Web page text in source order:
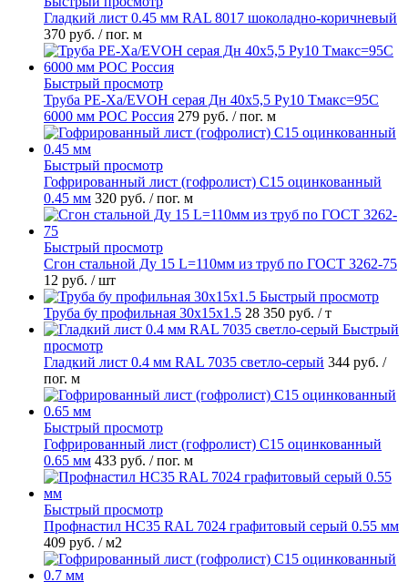
Гладкий лист 0.45 мм RAL 8017 шоколадно-коричневый
370 руб. / пог. м
Быстрый просмотр
Труба PE-Xa/EVOH серая Дн 40х5,5 Ру10 Тмакс=95C
6000 мм РОС Россия 279 руб. / пог. м
Быстрый просмотр
Гофрированный лист (гофролист) С15 оцинкованный
0.45 мм 320 руб. / пог. м
Быстрый просмотр
Сгон стальной Ду 15 L=110мм из труб по ГОСТ 3262-75
12 руб. / шт
Быстрый просмотр
Труба бу профильная 30х15х1.5 28 350 руб. / т
Быстрый
просмотр
Гладкий лист 0.4 мм RAL 7035 светло-серый 344 руб. /
пог. м
Быстрый просмотр
Гофрированный лист (гофролист) С15 оцинкованный
0.65 мм 433 руб. / пог. м
Быстрый просмотр
Профнастил НС35 RAL 7024 графитовый серый 0.55 мм
409 руб. / м2